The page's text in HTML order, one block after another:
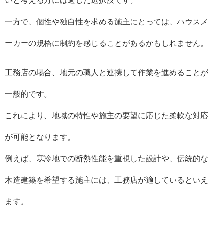
一方で、個性や独自性を求める施主にとっては、ハウスメ
ーカーの規格に制約を感じることがあるかもしれません。
工務店の場合、地元の職人と連携して作業を進めることが
一般的です。
これにより、地域の特性や施主の要望に応じた柔軟な対応
が可能となります。
例えば、寒冷地での断熱性能を重視した設計や、伝統的な
木造建築を希望する施主には、工務店が適しているといえ
ます。